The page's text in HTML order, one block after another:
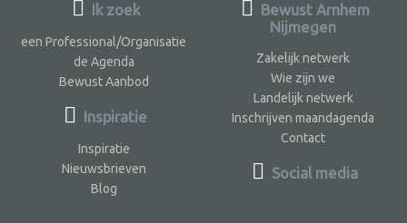
Ik zoek
een Professional/Organisatie
de Agenda
Bewust Aanbod
Inspiratie
Inspiratie
Nieuwsbrieven
Blog
Bewust Arnhem
Nijmegen
Zakelijk netwerk
Wie zijn we
Landelijk netwerk
Inschrijven maandagenda
Contact
Social media